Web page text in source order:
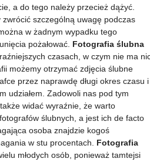
a do tego należy przecież dążyć.
szczególną uwagę podczas
w żadnym wypadku tego
pożałować. Fotografia ślubna
czasach, w czym nie ma
możemy otrzymać zdjęcia ślubne
przez naprawdę długi okres czasu i
udziałem. Zadowoli nas pod tym
, także widać wyraźnie, że warto
ślubnych, a jest ich de facto
osoba znajdzie kogoś
w stu procentach. Fotografia
młodych osób, ponieważ tamtejsi